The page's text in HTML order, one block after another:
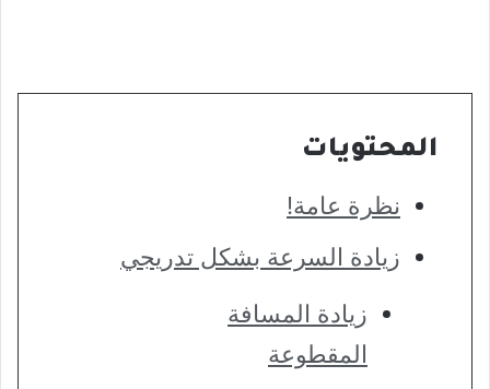
المحتويات
نظرة عامة!
زيادة السرعة بشكل تدريجي
زيادة المسافة
المقطوعة